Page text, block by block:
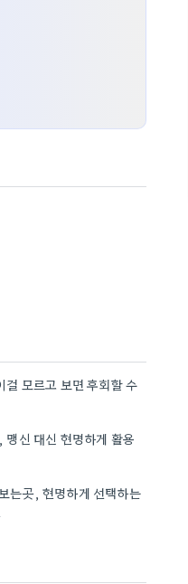
걸 모르고 보면 후회할 수
맹신 대신 현명하게 활용
는곳, 현명하게 선택하는